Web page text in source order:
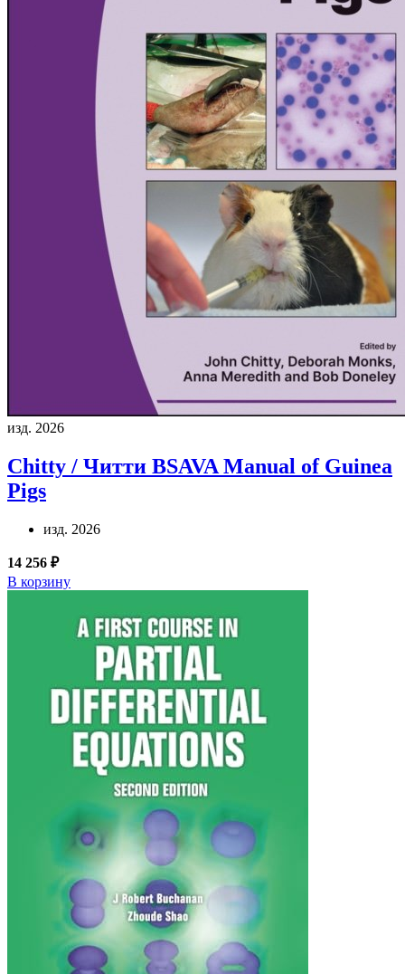
изд. 2026
Chitty / Читти BSAVA Manual of Guinea
Pigs
изд. 2026
14 256 ₽
В корзину